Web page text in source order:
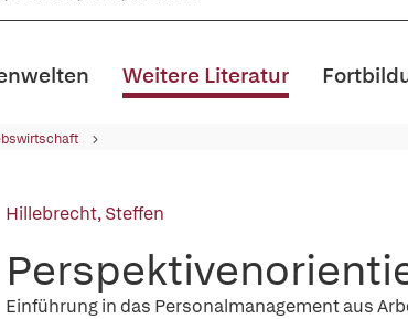
Weitere Literatur
Hillebrecht, Steffen
Einführung in das Personalmanagement aus